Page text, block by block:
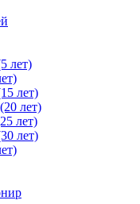
лет)
лет)
лет)
лет)
лет)